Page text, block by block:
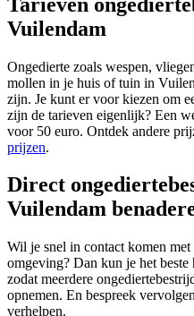
Vuilendam
Ongedierte zoals wespen,
mollen in je huis of tuin in
zijn. Je kunt er voor kiezen om
zijn de tarieven eigenlijk? Een
voor 50 euro. Ontdek andere
prijzen.
Direct
Vuilendam
Wil je snel in contact komen
omgeving? Dan kun je het beste
zodat meerdere
opnemen. En bespreek
verhelpen.